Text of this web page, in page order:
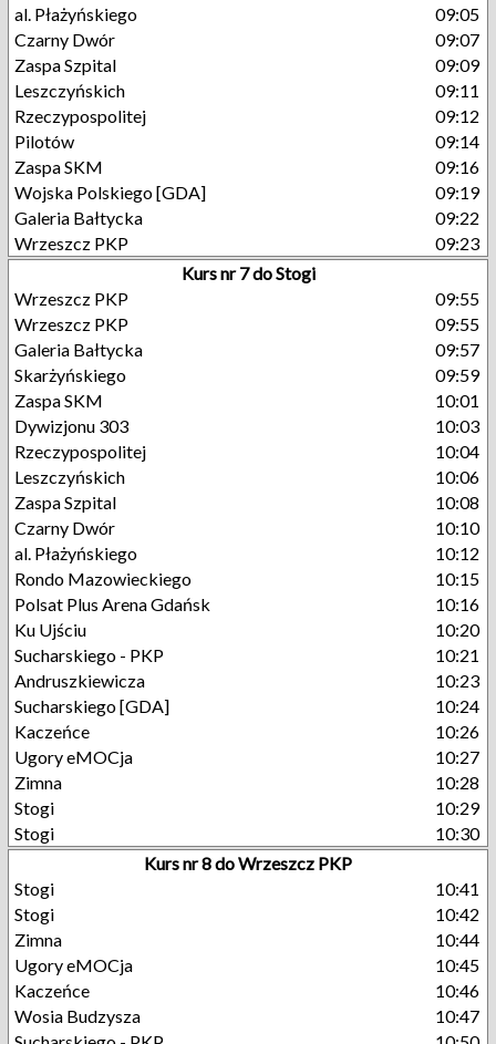
al. Płażyńskiego
09:05
Czarny Dwór
09:07
Zaspa Szpital
09:09
Leszczyńskich
09:11
Rzeczypospolitej
09:12
Pilotów
09:14
Zaspa SKM
09:16
Wojska Polskiego [GDA]
09:19
Galeria Bałtycka
09:22
Wrzeszcz PKP
09:23
Kurs nr 7 do Stogi
Wrzeszcz PKP
09:55
Wrzeszcz PKP
09:55
Galeria Bałtycka
09:57
Skarżyńskiego
09:59
Zaspa SKM
10:01
Dywizjonu 303
10:03
Rzeczypospolitej
10:04
Leszczyńskich
10:06
Zaspa Szpital
10:08
Czarny Dwór
10:10
al. Płażyńskiego
10:12
Rondo Mazowieckiego
10:15
Polsat Plus Arena Gdańsk
10:16
Ku Ujściu
10:20
Sucharskiego - PKP
10:21
Andruszkiewicza
10:23
Sucharskiego [GDA]
10:24
Kaczeńce
10:26
Ugory eMOCja
10:27
Zimna
10:28
Stogi
10:29
Stogi
10:30
Kurs nr 8 do Wrzeszcz PKP
Stogi
10:41
Stogi
10:42
Zimna
10:44
Ugory eMOCja
10:45
Kaczeńce
10:46
Wosia Budzysza
10:47